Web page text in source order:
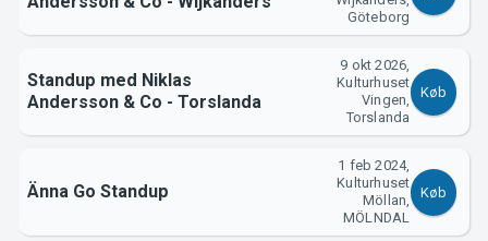
Göteborg
Standup med Niklas
Andersson & Co - Torslanda
9 okt 2026,
Kulturhuset
Vingen,
Torslanda
Køb
Änna Go Standup
1 feb 2024,
Kulturhuset
Möllan,
MÖLNDAL
Køb